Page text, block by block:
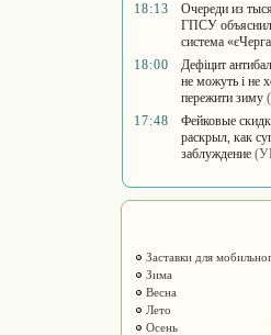
18:13
Очереди из
ГПСУ
система
18:00
Дефіцит
не можуть і не
пережити зиму
17:48
Фейковые
раскрыл, как
заблуждение
Заставки для
Зима
Весна
Лето
Осень